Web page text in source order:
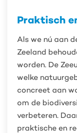
Praktisch
Als we nú aan
Zeeland
worden. De
welke
concreet aan
om de
verbeteren.
praktische en